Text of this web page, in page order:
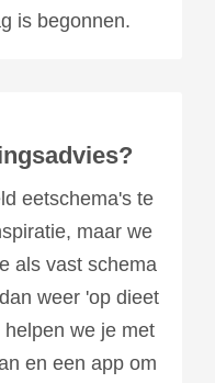
is begonnen.
eetschema's te
maar we
als vast schema
weer 'op dieet
we je met
en een app om